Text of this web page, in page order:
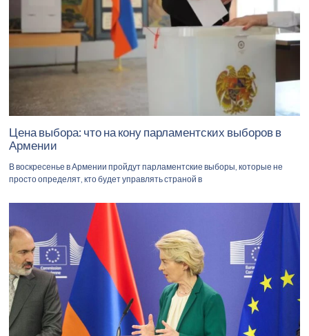
Цена выбора: что на кону парламентских выборов в
Армении
В воскресенье в Армении пройдут парламентские выборы, которые не
просто определят, кто будет управлять страной в